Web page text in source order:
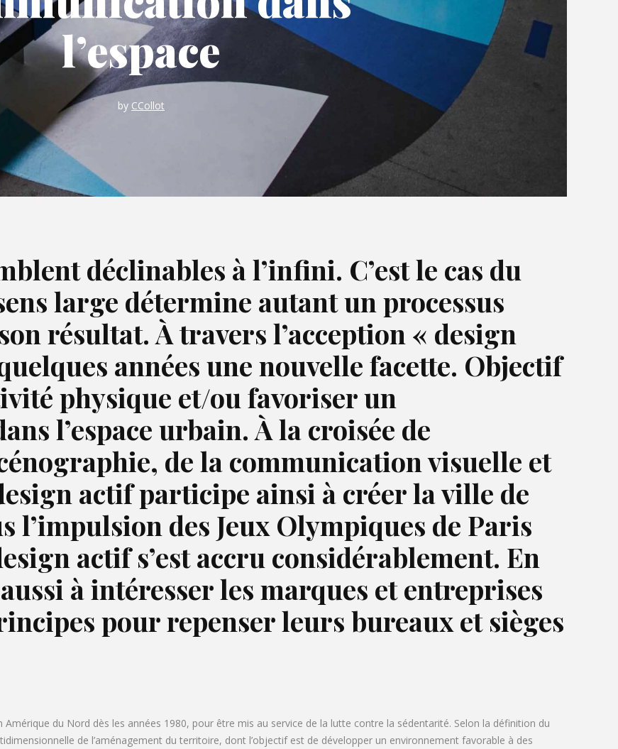
l’espace
by CCollot
déclinables à l’infini. C’est le cas du
large détermine autant un processus
résultat. À travers l’acception « design
années une nouvelle facette. Objectif
physique et/ou favoriser un
l’espace urbain. À la croisée de
de la communication visuelle et
actif participe ainsi à créer la ville de
l’impulsion des Jeux Olympiques de Paris
actif s’est accru considérablement. En
à intéresser les marques et entreprises
pour repenser leurs bureaux et sièges
du Nord dès les années 1980, pour être mis au service de la lutte contre la sédentarité. Selon la définition du
de l’aménagement du territoire, dont l’objectif est de développer un environnement favorable à des